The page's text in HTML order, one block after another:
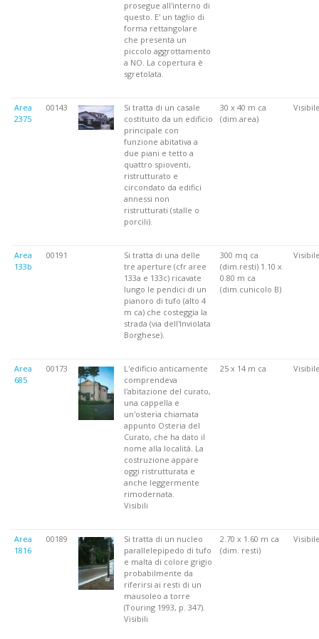
prosegue all'interno di
questo. E' un taglio di
forma rettangolare
che presenta un
piccolo aggrottamento
a NO. La copertura è
sgretolata.
Area
2375
00143
Si tratta di un casale
costituito da un edificio
principale con
funzione abitativa a
due piani e tetto a
quattro spioventi,
ristrutturato e
circondato da edifici
annessi non
ristrutturati (stalle o
porcili).
30 x 40 m ca
(dim.area)
Area
133b
00191
Si tratta di una delle
tre aperture (cfr aree
133a e 133c) ricavate
lungo le pendici di un
pianoro di tufo (alto 4
m ca) che costeggia la
strada (via dell'Inviolata
Borghese).
300 mq ca
(dim.resti) 1.10 x
0.80 m ca
(dim.cunicolo B)
Area
685
00173
L'edificio anticamente
comprendeva
l'abitazione del curato,
una cappella e
un'osteria chiamata
appunto Osteria del
Curato, che ha dato il
nome alla località. La
costruzione appare
oggi ristrutturata e
anche leggermente
rimodernata.
Visibili
25 x 14 m ca
Area
1816
00189
Si tratta di un nucleo
parallelepipedo di tufo
e malta di colore grigio
probabilmente da
riferirsi ai resti di un
mausoleo a torre
(Touring 1993, p. 347).
Visibili
2.70 x 1.60 m ca
(dim. resti)